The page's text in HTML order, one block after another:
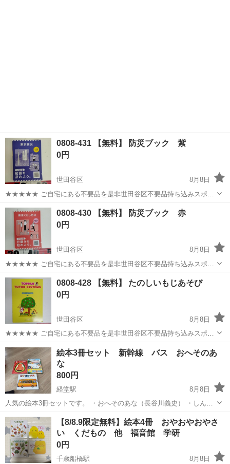
0808-431 【無料】 防災ブック 紫
0円
世田谷区
8月8日
★★★★★ ご自宅にある不要品を是非世田谷区不要品持ち込みスポッ
トへお持ち込みしませんか？ 家電や家具、レジャー用品などが無料で
まとめて持ち込めます！ ※詳細はこちらのページをご確認ください。
https://jmt...
東京 世田谷区 スポット
0808-430 【無料】 防災ブック 赤
0円
世田谷区
8月8日
★★★★★ ご自宅にある不要品を是非世田谷区不要品持ち込みスポッ
トへお持ち込みしませんか？ 家電や家具、レジャー用品などが無料で
まとめて持ち込めます！ ※詳細はこちらのページをご確認ください。
https://jmt...
東京 世田谷区 スポット
0808-428 【無料】 たのしいもじあそび
0円
世田谷区
8月8日
★★★★★ ご自宅にある不要品を是非世田谷区不要品持ち込みスポッ
トへお持ち込みしませんか？ 家電や家具、レジャー用品などが無料で
まとめて持ち込めます！ ※詳細はこちらのページをご確認ください。
https://jmt...
東京 世田谷区 参考書 スポット
絵本3冊セット 新幹線 バス おへそのあ
な
800円
経堂駅
8月8日
人気の絵本3冊セットです。 ・おへそのあな（長谷川義史） ・しんか
んくんようちえんにいく（のぶみ） ・ピン・ポン・バス（竹下文子・
鈴木まもる） 【状態】 読み聞かせに使用した中古品です。 目立つ傷
や汚れはなく、全体的にきれ...
東京 世田谷区 経堂駅 絵本
【8/8.9限定無料】絵本4冊 おやおやおやさ
い くだもの 他 福音館 学研
0円
千歳船橋駅
8月8日